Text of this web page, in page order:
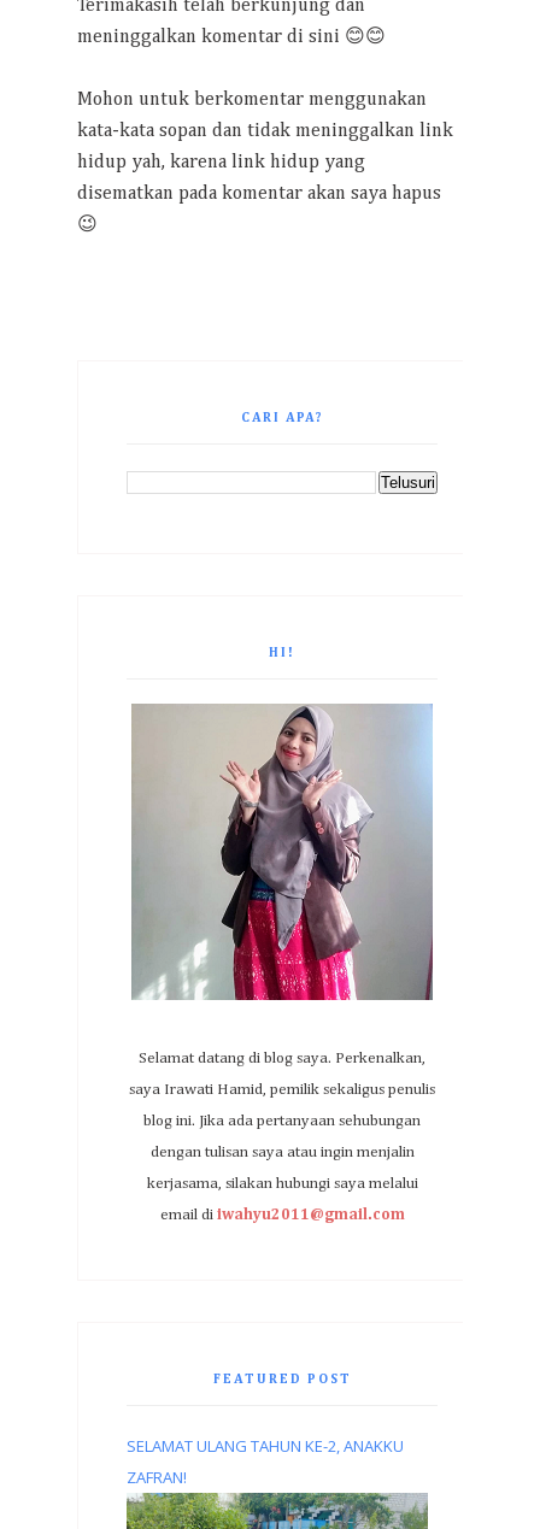
Terimakasih telah berkunjung dan
meninggalkan komentar di sini 😊😊
Mohon untuk berkomentar menggunakan
kata-kata sopan dan tidak meninggalkan link
hidup yah, karena link hidup yang
disematkan pada komentar akan saya hapus
😉
CARI APA?
HI!
Selamat datang di blog saya. Perkenalkan,
saya Irawati Hamid, pemilik sekaligus penulis
blog ini. Jika ada pertanyaan sehubungan
dengan tulisan saya atau ingin menjalin
kerjasama, silakan hubungi saya melalui
email di iwahyu2011@gmail.com
FEATURED POST
SELAMAT ULANG TAHUN KE-2, ANAKKU
ZAFRAN!